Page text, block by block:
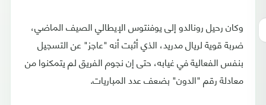
وكان رحيل رونالدو إلى يوفنتوس الإيطالي الصيف الماضي،
ضربة قوية لريال مدريد، الذي أثبت أنه "عاجز" عن التسجيل
بنفس الفعالية في غيابه، حتى إن نجوم الفريق لم يتمكنوا من
معادلة رقم "الدون" بضعف عدد المباريات.